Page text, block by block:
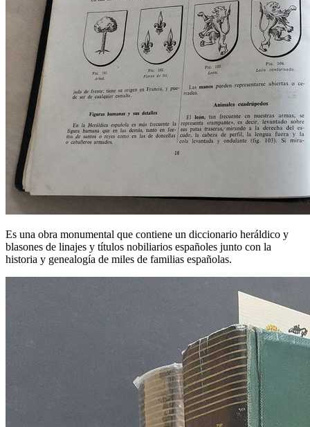
Es una obra monumental que contiene un diccionario heráldico y
blasones de linajes y títulos nobiliarios españoles junto con la
historia y genealogía de miles de familias españolas.